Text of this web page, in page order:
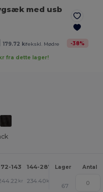
med usb
179.72 krekskl. Mødre -38%
fra dette lager!
72-143 144-287 288 + Mere
Lager Antal
kr 234.40 kr +
67